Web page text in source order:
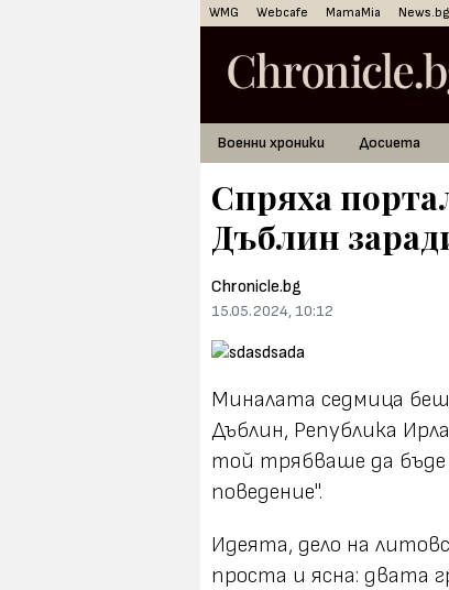
WMG Webcafe MamaMia News.bg
Военни хроники Досиета
Спряха
Дъблин
Chronicle.bg
15.05.2024, 10:12
Миналата седмица
Дъблин, Република
той трябваше да бъде
поведение".
Идеята, дело на
проста и ясна: двата